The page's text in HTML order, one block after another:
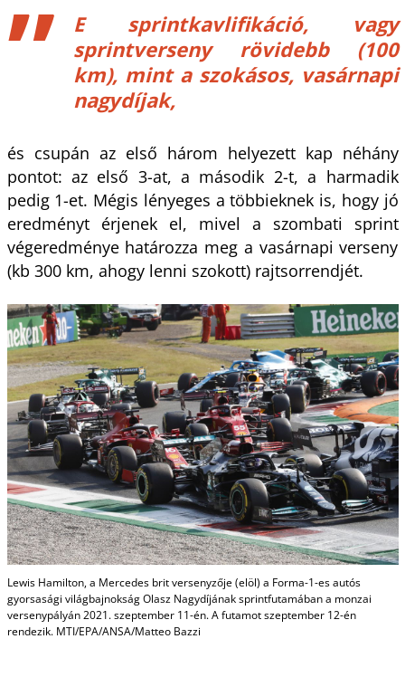
E sprintkavlifikáció, vagy
sprintverseny rövidebb (100
km), mint a szokásos, vasárnapi
nagydíjak,
és csupán az első három helyezett kap néhány
pontot: az első 3-at, a második 2-t, a harmadik
pedig 1-et. Mégis lényeges a többieknek is, hogy jó
eredményt érjenek el, mivel a szombati sprint
végeredménye határozza meg a vasárnapi verseny
(kb 300 km, ahogy lenni szokott) rajtsorrendjét.
Lewis Hamilton, a Mercedes brit versenyzője (elöl) a Forma-1-es autós
gyorsasági világbajnokság Olasz Nagydíjának sprintfutamában a monzai
versenypályán 2021. szeptember 11-én. A futamot szeptember 12-én
rendezik. MTI/EPA/ANSA/Matteo Bazzi